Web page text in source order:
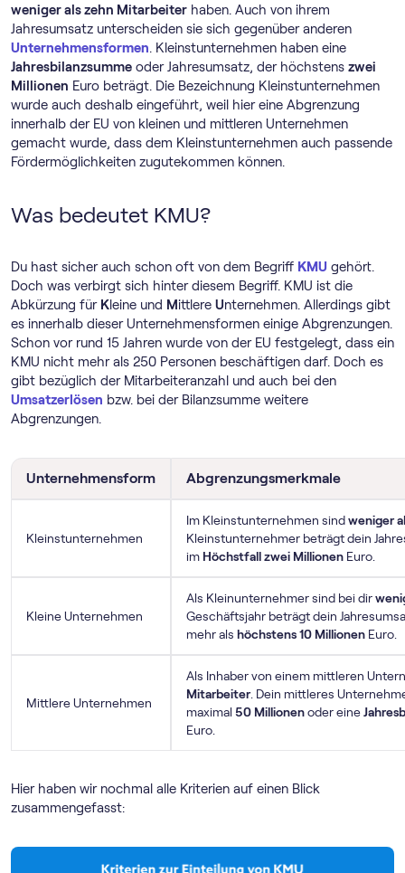
weniger als zehn Mitarbeiter haben. Auch von ihrem
Jahresumsatz unterscheiden sie sich gegenüber anderen
Unternehmensformen. Kleinstunternehmen haben eine
Jahresbilanzsumme oder Jahresumsatz, der höchstens zwei
Millionen Euro beträgt. Die Bezeichnung Kleinstunternehmen
wurde auch deshalb eingeführt, weil hier eine Abgrenzung
innerhalb der EU von kleinen und mittleren Unternehmen
gemacht wurde, dass dem Kleinstunternehmen auch passende
Fördermöglichkeiten zugutekommen können.
Was bedeutet KMU?
Du hast sicher auch schon oft von dem Begriff KMU gehört.
Doch was verbirgt sich hinter diesem Begriff. KMU ist die
Abkürzung für Kleine und M ittlere Unternehmen. Allerdings gibt
es innerhalb dieser Unternehmensformen einige Abgrenzungen.
Schon vor rund 15 Jahren wurde von der EU festgelegt, dass ein
KMU nicht mehr als 250 Personen beschäftigen darf. Doch es
gibt bezüglich der Mitarbeiteranzahl und auch bei den
Umsatzerlösen bzw. bei der Bilanzsumme weitere
Abgrenzungen.
Unternehmensform Abgrenzungsmerkmale
Kleinstunternehmen
Im Kleinstunternehmen sindweniger
Kleinstunternehmer beträgt dein
im Höchstfall zwei Millionen Euro.
Kleine Unternehmen
Als Kleinunternehmer sind bei dir
Geschäftsjahr beträgt dein
mehr als höchstens 10 Millionen Euro.
Mittlere Unternehmen
Als Inhaber von einem mittleren
Mitarbeiter. Dein mittleres
maximal 50 Millionenoder eine
Euro.
Hier haben wir nochmal alle Kriterien auf einen Blick
zusammengefasst: